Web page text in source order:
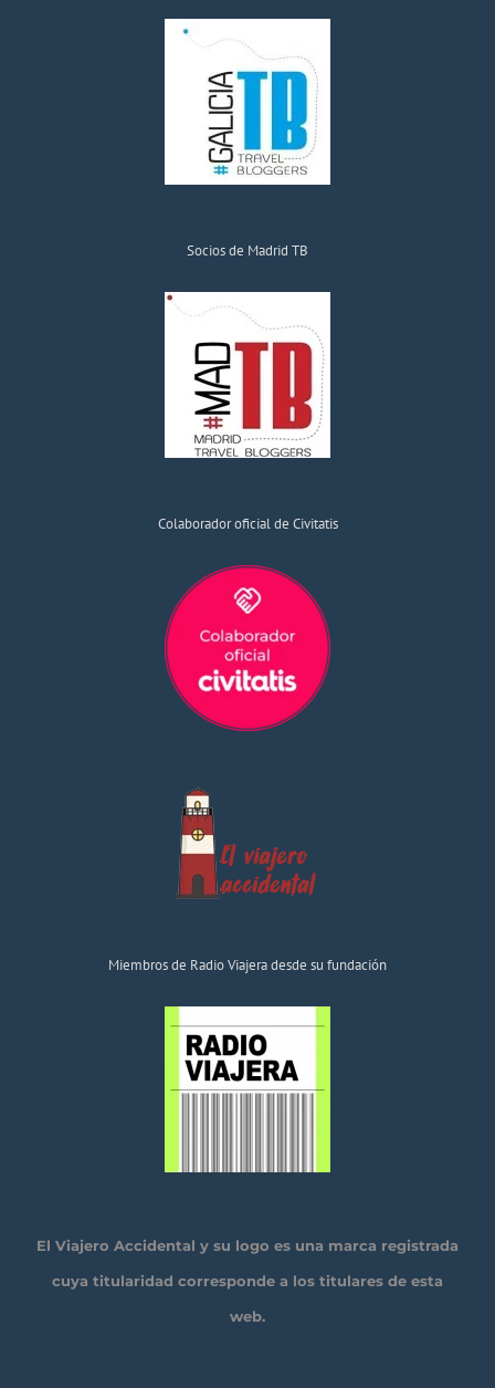
Socios de Madrid TB
Colaborador oficial de Civitatis
Miembros de Radio Viajera desde su fundación
El Viajero Accidental y su logo es una marca registrada
cuya titularidad corresponde a los titulares de esta
web.